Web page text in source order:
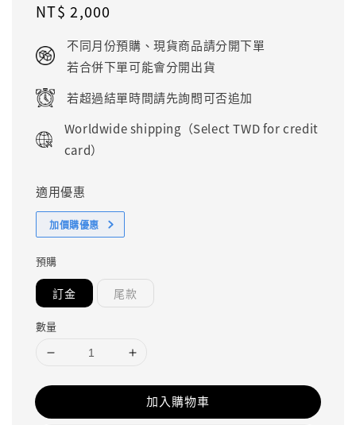
Regular
NT$ 2,000
不同月份預購、現貨商品請分開下單
若合併下單可能會分開出貨
若超過結單時間請先詢問可否追加
Worldwide shipping（Select TWD for credit
card）
適用優惠
加價購優惠
預購
訂金 尾款
數量
加入購物車